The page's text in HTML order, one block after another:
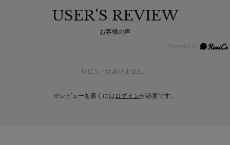
USER'S REVIEW
お客様の声
レビューはありません。
※レビューを書くには ログインが必要です。